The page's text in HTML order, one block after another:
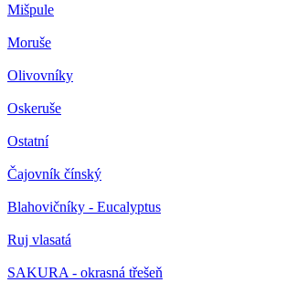
Mišpule
Moruše
Olivovníky
Oskeruše
Ostatní
Čajovník čínský
Blahovičníky - Eucalyptus
Ruj vlasatá
SAKURA - okrasná třešeň